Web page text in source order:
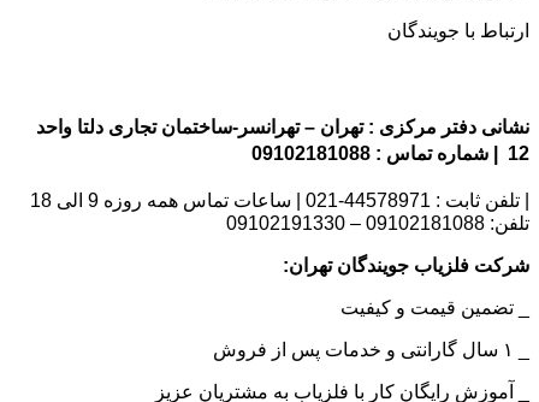
ارتباط با جویندگان
نشانی دفتر مرکزی : تهران – تهرانسر-ساختمان تجاری دلتا واحد
12 | شماره تماس : 09102181088
| تلفن ثابت : 44578971-021 | ساعات تماس همه روزه 9 الی 18
تلفن: 09102181088 – 09102191330
شرکت فلزیاب جویندگان تهران:
_ تضمین قیمت و کیفیت
_ آموزش رایگان کار با فلزیاب به مشتریان عزیز